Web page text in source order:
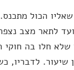
הכול
לתאר מצב
חלו בה חוקי
שיעור. לדבריו,